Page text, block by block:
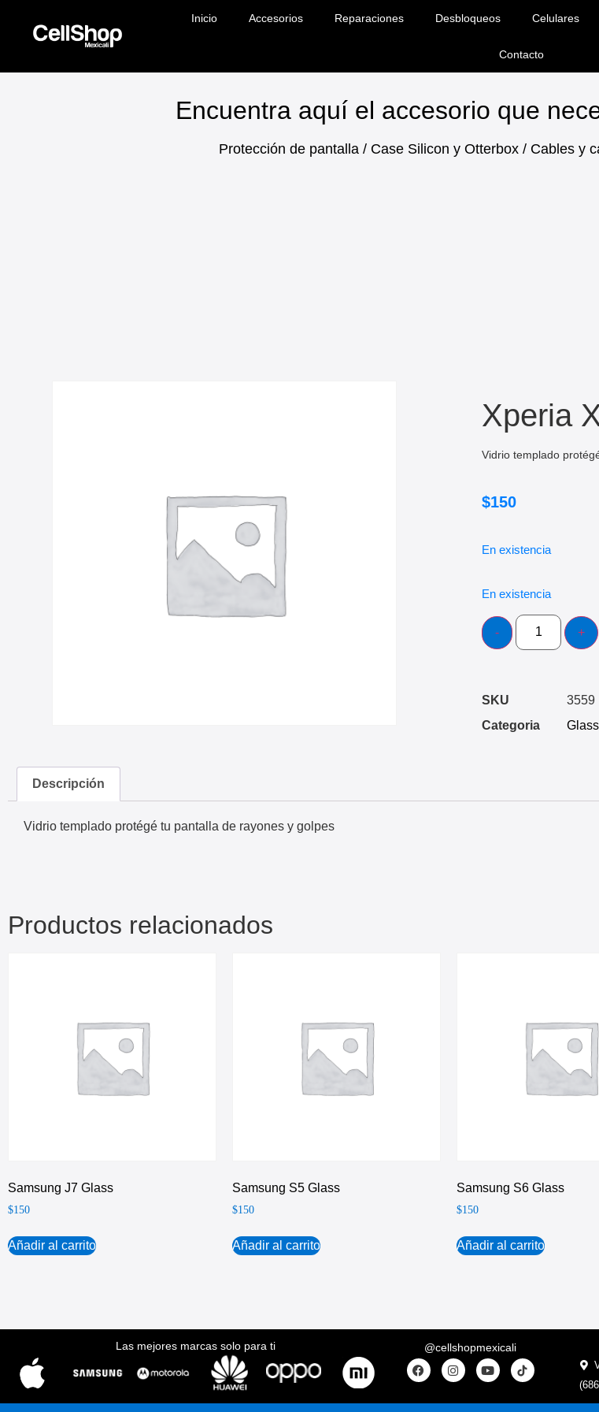
Inicio Accesorios Reparaciones Desbloqueos Celulares
Contacto
Encuentra aquí el accesorio que
Protección de pantalla / Case Silicon y Otterbox / Cables y
Xperia
Vidrio templado
$150
En existencia
En existencia
SKU
3559
Categoria
Descripción
Vidrio templado protégé tu pantalla de rayones y golpes
Productos relacionados
Samsung J7 Glass
$150
Añadir al carrito
Samsung S5 Glass
$150
Añadir al carrito
Samsung S6 Glass
$150
Añadir al carrito
Las mejores marcas solo para ti @cellshopmexicali